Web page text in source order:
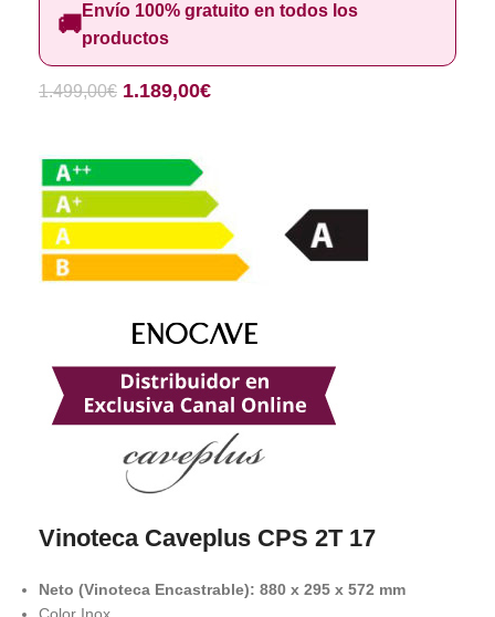
🚚Envío 100% gratuito en todos los
productos
1.499,00€ 1.189,00€
Vinoteca Caveplus CPS 2T 17
Neto (Vinoteca Encastrable): 880 x 295 x 572 mm